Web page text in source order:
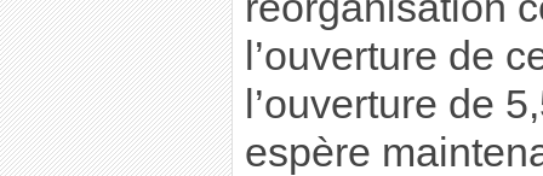
l’ouverture de
l’ouverture de
espère